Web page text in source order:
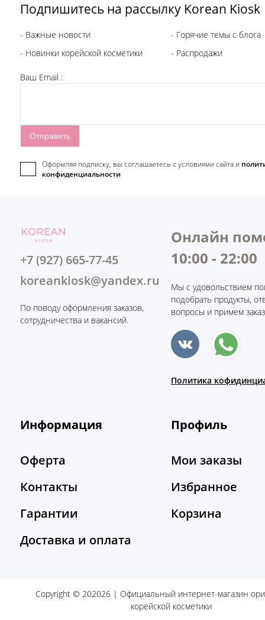
Подпишитесь на рассылку Korean Kiosk
- Важные новости
- Горячие темы с блога
- Новинки корейской косметики
- Распродажи
Ваш Email :
Оформляя подписку, вы соглашаетесь c условиями сайта и
конфиденциальности
+7 (927) 665-77-45
koreankiosk@yandex.ru
По поводу оформления заказов,
сотрудничества и вакансий.
Онлайн
10:00 - 22:00
Мы с удовольствием
подобрать продукты,
вопросы и примем
Политика
Информация
Оферта
Контакты
Гарантии
Доставка и оплата
Профиль
Мои заказы
Избранное
Корзина
Copyright © 202026 | Официальный интернет-магазин
корейской косметики